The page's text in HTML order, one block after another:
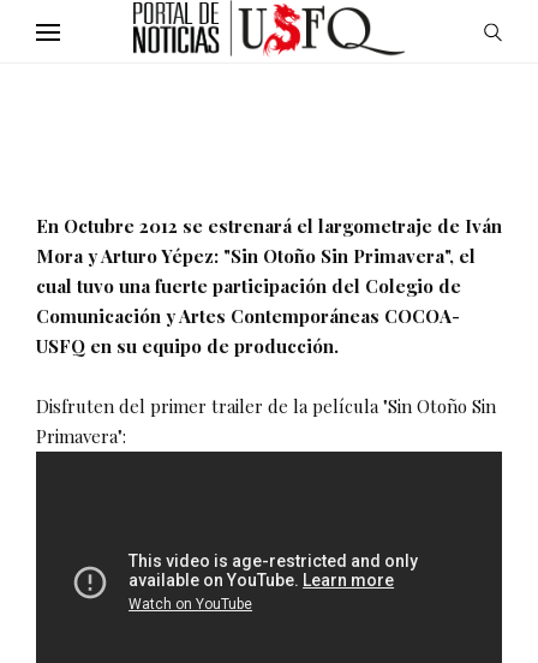
En Octubre 2012 se estrenará el largometraje de Iván
Mora y Arturo Yépez: "Sin Otoño Sin Primavera", el
cual tuvo una fuerte participación del Colegio de
Comunicación y Artes Contemporáneas COCOA-
USFQ en su equipo de producción.
Disfruten del primer trailer de la película "Sin Otoño Sin
Primavera":